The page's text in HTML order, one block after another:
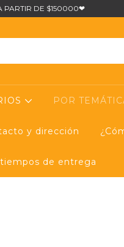
PARTIR DE $150000❤
POR
y dirección
de entrega